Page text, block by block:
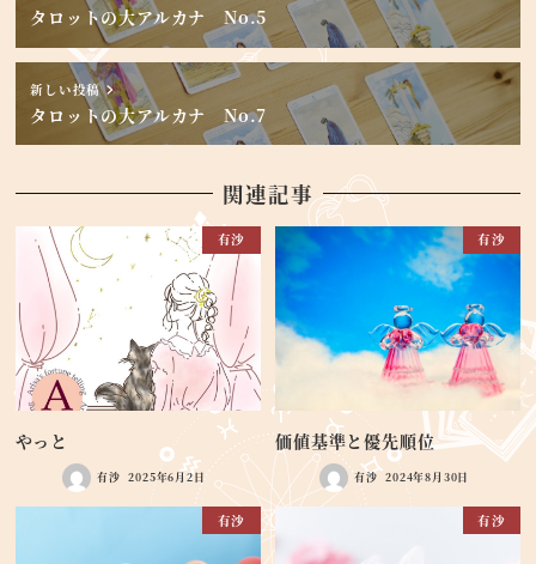
タロットの大アルカナ No.5
新しい投稿
タロットの大アルカナ No.7
関連記事
有沙
やっと
有沙 2025年6月2日
有沙
価値基準と優先順位
有沙 2024年8月30日
有沙 有沙